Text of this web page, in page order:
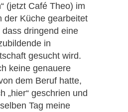
(jetzt Café Theo) im
der Küche gearbeitet
dass dringend eine
in
gesucht wird.
keine genauere
dem Beruf hatte,
„hier“ geschrien und
Tag meine